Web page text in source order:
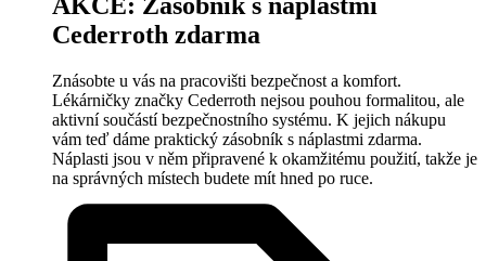
Cederroth zdarma
Znásobte u vás na pracovišti bezpečnost a komfort.
Lékárničky značky Cederroth nejsou pouhou formalitou, ale
aktivní součástí bezpečnostního systému. K jejich nákupu
vám teď dáme praktický zásobník s náplastmi zdarma.
Náplasti jsou v něm připravené k okamžitému použití, takže je
na správných místech budete mít hned po ruce.